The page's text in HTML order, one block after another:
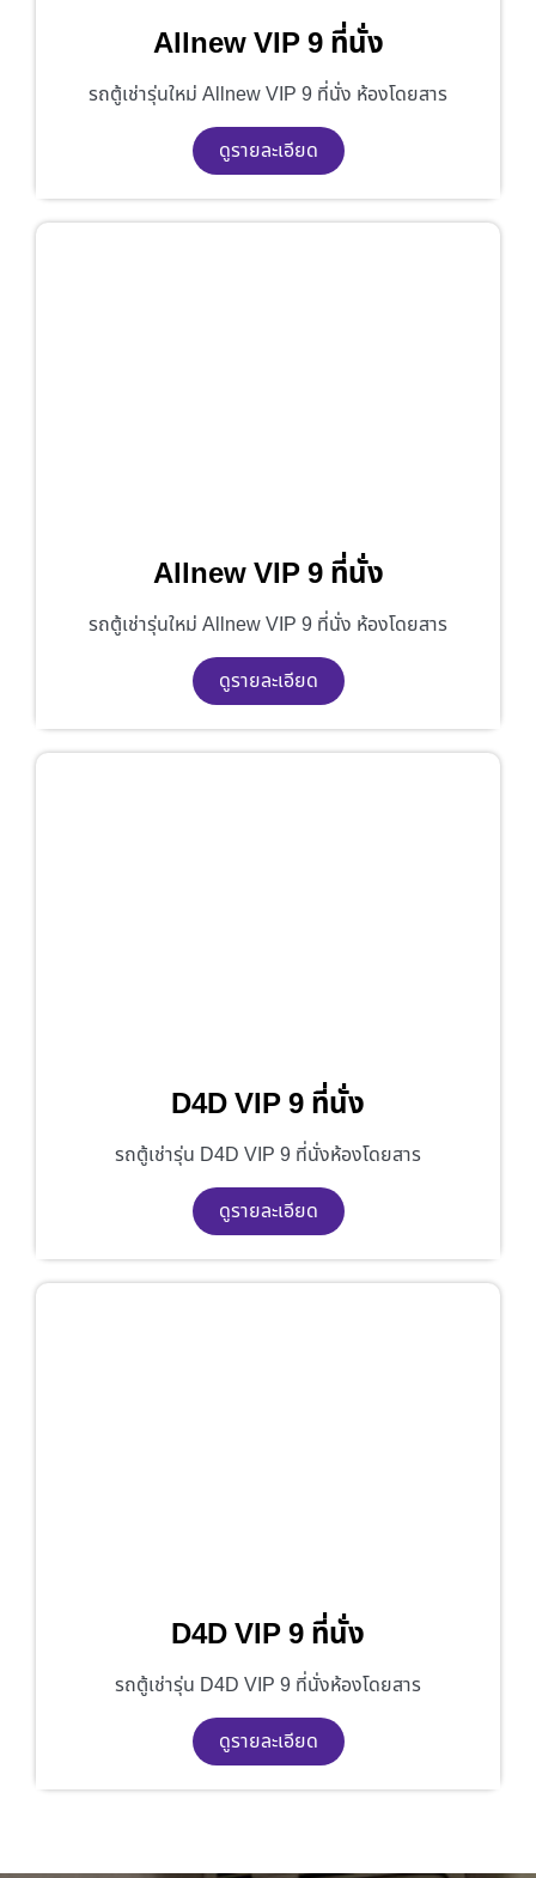
Allnew VIP 9 ที่นั่ง
รถตู้เช่ารุ่นใหม่ Allnew VIP 9 ที่นั่ง ห้องโดยสาร
ดูรายละเอียด
Allnew VIP 9 ที่นั่ง
รถตู้เช่ารุ่นใหม่ Allnew VIP 9 ที่นั่ง ห้องโดยสาร
ดูรายละเอียด
D4D VIP 9 ที่นั่ง
รถตู้เช่ารุ่น D4D VIP 9 ที่นั่งห้องโดยสาร
ดูรายละเอียด
D4D VIP 9 ที่นั่ง
รถตู้เช่ารุ่น D4D VIP 9 ที่นั่งห้องโดยสาร
ดูรายละเอียด